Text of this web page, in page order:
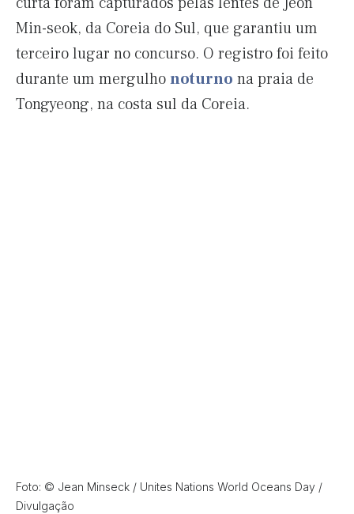
Min-seok, da Coreia do Sul, que garantiu um
terceiro lugar no concurso. O registro foi feito
durante um mergulhonoturno na praia de
Tongyeong, na costa sul da Coreia.
Foto: © Jean Minseck / Unites Nations World Oceans Day /
Divulgação